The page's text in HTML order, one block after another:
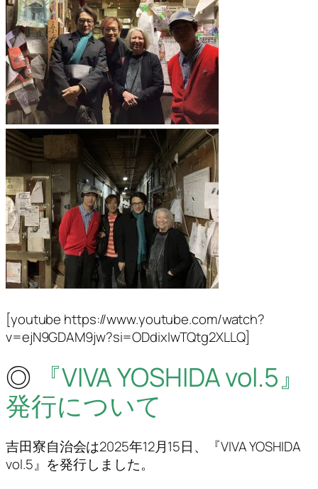
[youtube https://www.youtube.com/watch?
v=ejN9GDAM9jw?si=ODdixIwTQtg2XLLQ]
◎
『VIVA YOSHIDA vol.5』
発行について
吉田寮自治会は2025年12月15日、『VIVA YOSHIDA
vol.5』を発行しました。